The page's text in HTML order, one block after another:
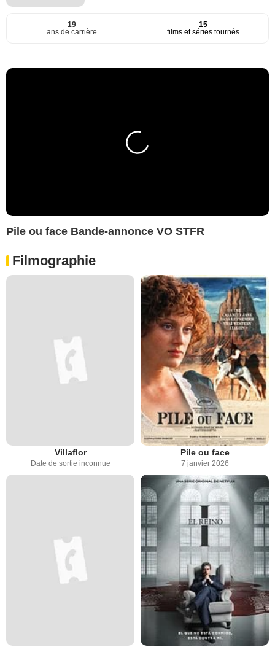
19
ans de carrière
15
films et séries tournés
Pile ou face Bande-annonce VO STFR
Filmographie
Villaflor
Date de sortie inconnue
Pile ou face
7 janvier 2026